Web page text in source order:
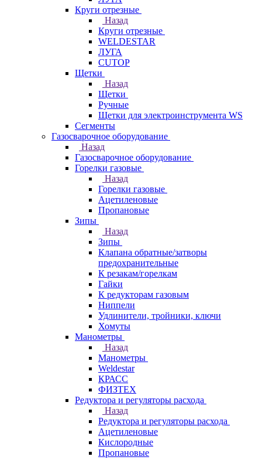
Круги отрезные
Назад
Круги отрезные
WELDESTAR
ЛУГА
CUTOP
Щетки
Назад
Щетки
Ручные
Щетки для электроинструмента WS
Сегменты
Газосварочное оборудование
Назад
Газосварочное оборудование
Горелки газовые
Назад
Горелки газовые
Ацетиленовые
Пропановые
Зипы
Назад
Зипы
Клапана обратные/затворы
предохранительные
К резакам/горелкам
Гайки
К редукторам газовым
Ниппели
Удлинители, тройники, ключи
Хомуты
Манометры
Назад
Манометры
Weldestar
КРАСС
ФИЗТЕХ
Редуктора и регуляторы расхода
Назад
Редуктора и регуляторы расхода
Ацетиленовые
Кислородные
Пропановые